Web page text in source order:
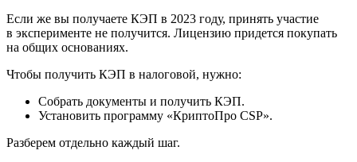
Если же вы получаете КЭП в 2023 году, принять участие
в эксперименте не получится. Лицензию придется покупать
на общих основаниях.
Чтобы получить КЭП в налоговой, нужно:
Собрать документы и получить КЭП.
Установить программу «КриптоПро CSP».
Разберем отдельно каждый шаг.